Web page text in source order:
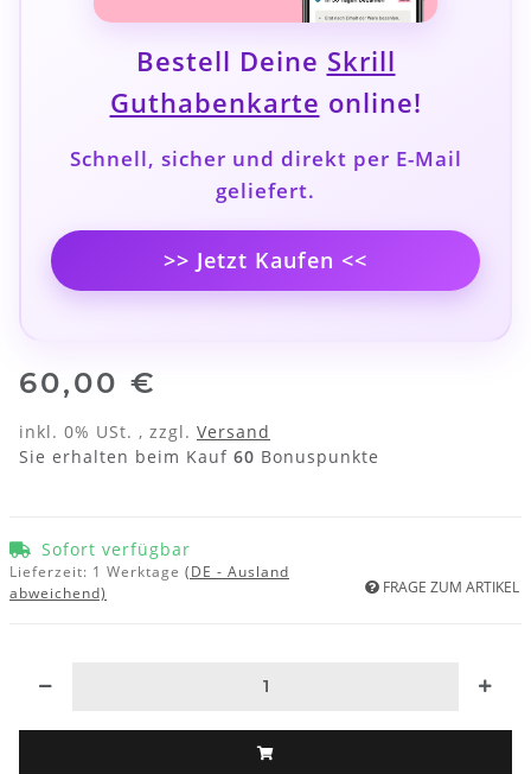
Bestell Deine Skrill
Guthabenkarte online!
Schnell, sicher und direkt per E-Mail
geliefert.
>> Jetzt Kaufen <<
60,00 €
inkl. 0% USt. , zzgl. Versand
Sie erhalten beim Kauf 60 Bonuspunkte
Sofort verfügbar
Lieferzeit: 1 Werktage (DE - Ausland
abweichend)
FRAGE ZUM ARTIKEL